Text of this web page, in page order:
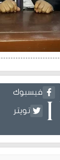
فيسبوك
تويتر